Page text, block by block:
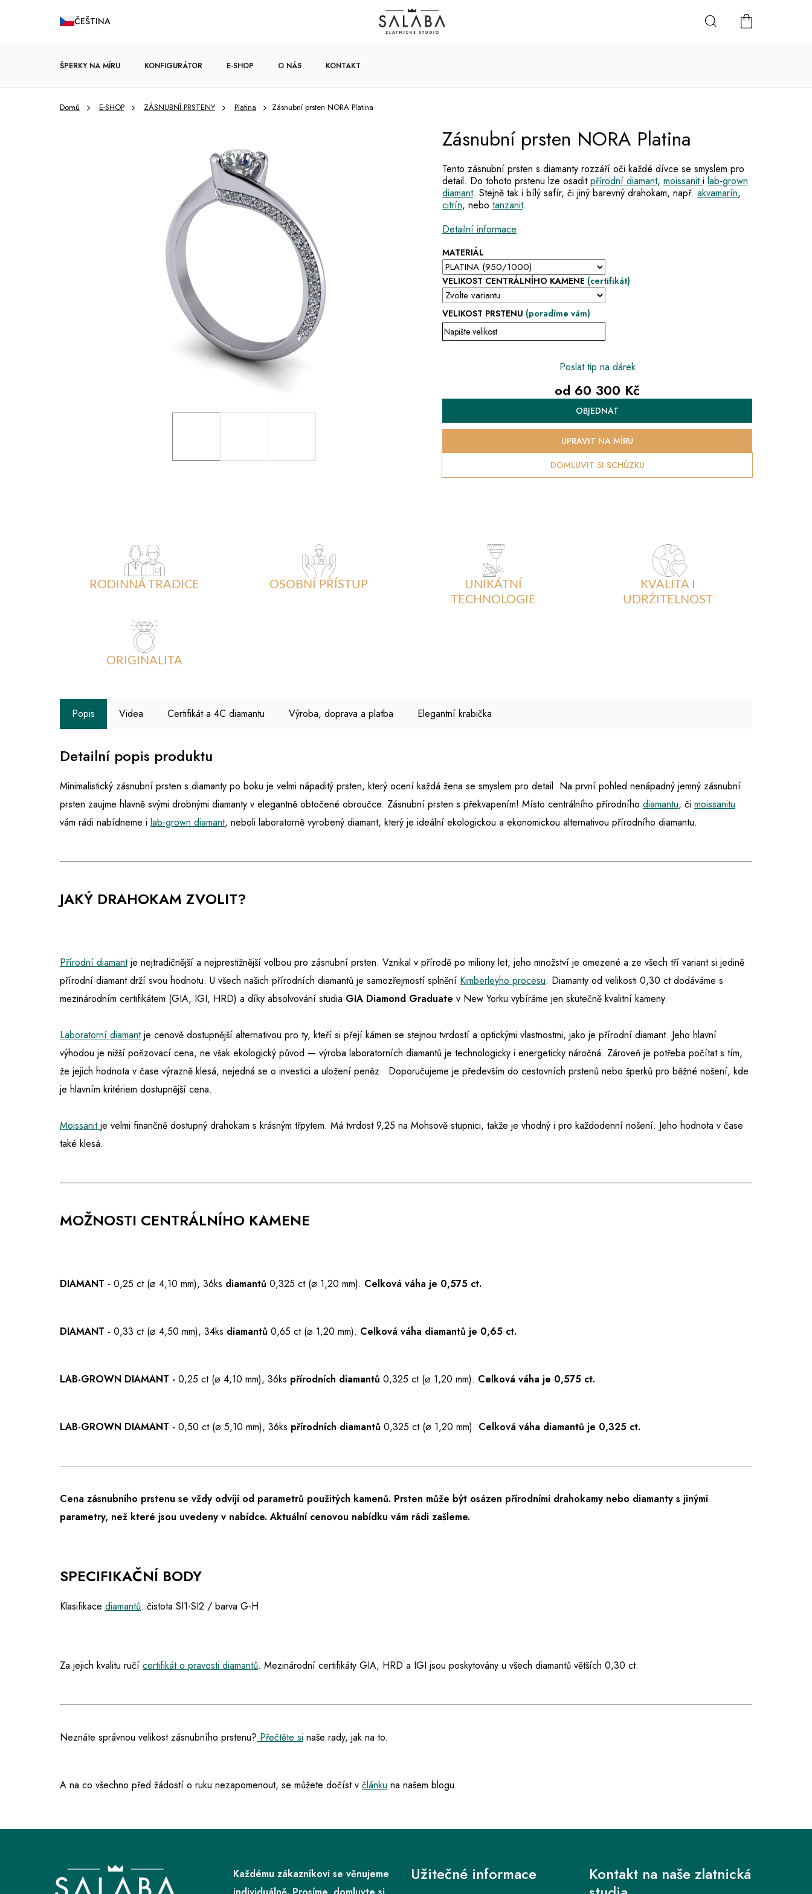
ČEŠTINA
NÁKUPNÍ
ŠPERKY NA MÍRU KONFIGURÁTOR E-SHOP
ZÁSNUBNÍ PRSTENY
O NÁS KONTAKT
Domů E-SHOP ZÁSNUBNÍ PRSTENY Platina Zásnubní prsten NORA Platina
MATERIÁL
VELIKOST CENTRÁLNÍHO KAMENE (certifikát)
VELIKOST PRSTENU (poradíme vám)
Tento zásnubní prsten s diamanty rozzáří oči každé dívce se smyslem pro
detail. Do tohoto prstenu lze osaditpřírodní diamant, moissaniti lab-grown
diamant. Stejně tak i bílý safír, či jiný barevný drahokam, např. akvamarín,
citrín, nebo tanzanit.
Detailní informace
Zásnubní prsten NORA Platina
Poslat tip na dárek
od 60 300 Kč
Měrná
cena:
OBJEDNAT
DOMLUVIT SI SCHŮZKU
UPRAVIT NA MÍRU
RODINNÁ TRADICE OSOBNÍ PŘÍSTUP
UNIKÁTNÍ
TECHNOLOGIE
KVALITA I
UDRŽITELNOST
ORIGINALITA
Popis Videa Certifikát a 4C diamantu Výroba, doprava a platba Elegantní krabička
Detailní popis produktu
Minimalistický zásnubní prsten s diamanty po boku je velmi nápaditý prsten, který ocení každá žena se smyslem pro detail. Na první pohled nenápadný jemný zásnubní
prsten zaujme hlavně svými drobnými diamanty v elegantně obtočené obroučce. Zásnubní prsten s překvapením! Místo centrálního přírodního diamantu, či moissanitu
vám rádi nabídneme i lab-grown diamant, neboli laboratorně vyrobený diamant, který je ideální ekologickou a ekonomickou alternativou přírodního diamantu.
JAKÝ DRAHOKAM ZVOLIT?
Přírodní diamantje nejtradičnější a nejprestižnější volbou pro zásnubní prsten. Vznikal v přírodě po miliony let, jeho množství je omezené a ze všech tří variant si jedině
přírodní diamant drží svou hodnotu. U všech našich přírodních diamantů je samozřejmostí splnění Kimberleyho procesu. Diamanty od velikosti 0,30 ct dodáváme s
mezinárodním certifikátem (GIA, IGI, HRD) a díky absolvování studia GIA Diamond Graduate v New Yorku vybíráme jen skutečně kvalitní kameny.
Laboratorní diamant je cenově dostupnější alternativou pro ty, kteří si přejí kámen se stejnou tvrdostí a optickými vlastnostmi, jako je přírodní diamant. Jeho hlavní
výhodou je nižší pořizovací cena, ne však ekologický původ — výroba laboratorních diamantů je technologicky i energeticky náročná. Zároveň je potřeba počítat s tím,
že jejich hodnota v čase výrazně klesá, nejedná se o investici a uložení peněz. Doporučujeme je především do cestovních prstenů nebo šperků pro běžné nošení, kde
je hlavním kritériem dostupnější cena.
Moissanit je velmi finančně dostupný drahokam s krásným třpytem. Má tvrdost 9,25 na Mohsově stupnici, takže je vhodný i pro každodenní nošení. Jeho hodnota v čase
také klesá.
MOŽNOSTI CENTRÁLNÍHO KAMENE
DIAMANT - 0,25 ct (⌀ 4,10 mm), 36ks diamantů 0,325 ct (⌀ 1,20 mm). Celková váha je 0,575 ct.
DIAMANT - 0,33 ct (⌀ 4,50 mm), 34ks diamantů 0,65 ct (⌀ 1,20 mm). Celková váha diamantů je 0,65 ct.
LAB-GROWN DIAMANT - 0,25 ct (⌀ 4,10 mm), 36ks přírodních diamantů 0,325 ct (⌀ 1,20 mm). Celková váha je 0,575 ct.
LAB-GROWN DIAMANT - 0,50 ct (⌀ 5,10 mm), 36ks přírodních diamantů 0,325 ct (⌀ 1,20 mm). Celková váha diamantů je 0,325 ct.
Cena zásnubního prstenu se vždy odvíjí od parametrů použitých kamenů. Prsten může být osázen přírodními drahokamy nebo diamanty s jinými
parametry, než které jsou uvedeny v nabídce.Aktuální cenovou nabídku vám rádi zašleme.
SPECIFIKAČNÍ BODY
Klasifikace diamantů: čistota SI1-SI2 / barva G-H.
Za jejich kvalitu ručí certifikát o pravosti diamantů. Mezinárodní certifikáty GIA, HRD a IGI jsou poskytovány u všech diamantů větších 0,30 ct.
Neznáte správnou velikost zásnubního prstenu? Přečtěte si naše rady, jak na to.
A na co všechno před žádostí o ruku nezapomenout, se můžete dočíst v článku na našem blogu.
Každému zákazníkovi se věnujeme
Užitečné informace
Kontakt na naše zlatnická